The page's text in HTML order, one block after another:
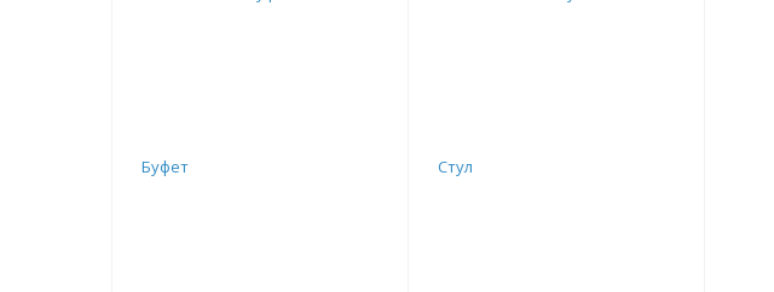
Буфет Стул